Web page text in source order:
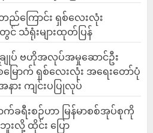
ည်ကြောင်း ရှစ်လေးလုံး
င် သံရုံးများထုတ်ပြန်
ျုပ် ဗဟိုအလုပ်အမှုဆောင်ဦး
ြောက် ရှစ်လေးလုံး အရေးတော်ပုံ
ား ကျင်းပပြုလုပ်
ခရီးစဉ်ဟာ မြန်မာစစ်အုပ်စုကို
လို့ ထိုင်း ပြော